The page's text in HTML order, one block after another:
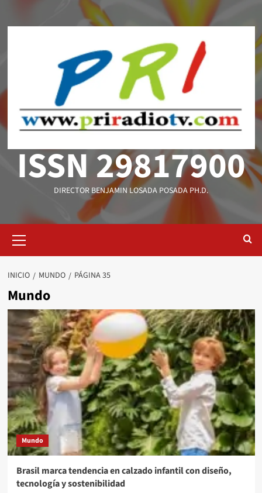
ISSN 29817900
DIRECTOR BENJAMIN LOSADA POSADA PH.D.
primario
INICIO MUNDO PÁGINA 35
Mundo
Mundo
Brasil marca tendencia en calzado infantil con diseño,
tecnología y sostenibilidad